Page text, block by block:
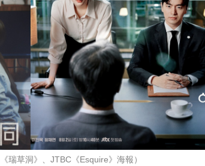
瑞草洞》、JTBC《Esquire》海報）